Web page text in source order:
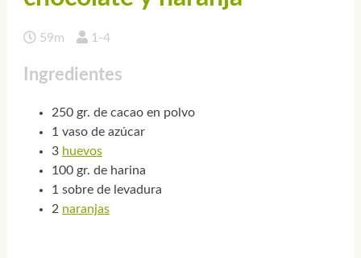
59m 1-4
Ingredientes
250 gr. de cacao en polvo
1 vaso de azúcar
3 huevos
100 gr. de harina
1 sobre de levadura
2 naranjas